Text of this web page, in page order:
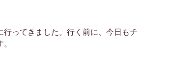
ってきました。行く前に、今日もチ